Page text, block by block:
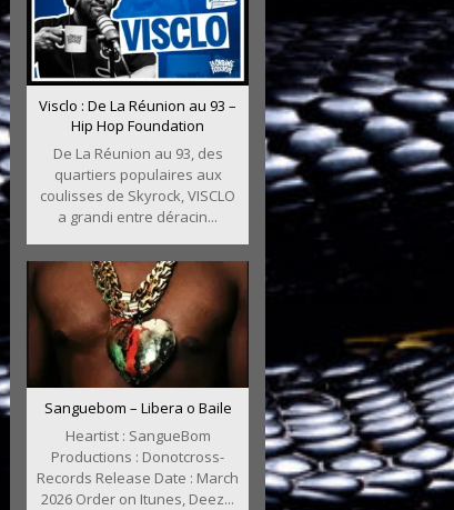
Visclo : De La Réunion au 93 –
Hip Hop Foundation
De La Réunion au 93, des
quartiers populaires aux
coulisses de Skyrock, VISCLO
a grandi entre déracin...
Sanguebom – Libera o Baile
Heartist : SangueBom
Productions : Donotcross-
Records Release Date : March
2026 Order on Itunes, Deez...